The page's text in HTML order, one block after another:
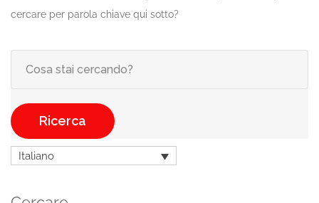
cercare per parola chiave qui sotto?
Ricerca
Italiano